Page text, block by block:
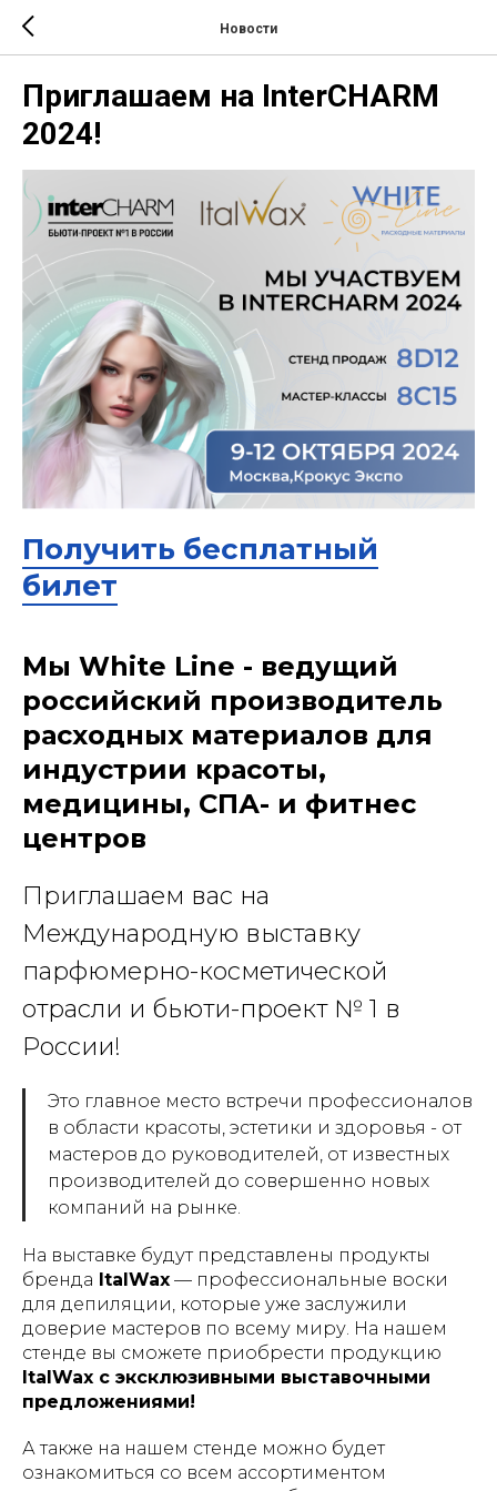
Новости
Приглашаем на InterCHARM
2024!
Получить бесплатный
билет
Мы White Line - ведущий
российский производитель
расходных материалов для
индустрии красоты,
медицины, СПА- и фитнес
центров
Приглашаем вас на
Международную выставку
парфюмерно-косметической
отрасли и бьюти-проект № 1 в
России!
Это главное место встречи профессионалов
в области красоты, эстетики и здоровья - от
мастеров до руководителей, от известных
производителей до совершенно новых
компаний на рынке.
На выставке будут представлены продукты
бренда ItalWax — профессиональные воски
для депиляции, которые уже заслужили
доверие мастеров по всему миру. На нашем
стенде вы сможете приобрести продукцию
ItalWax с эксклюзивными выставочными
предложениями!
А также на нашем стенде можно будет
ознакомиться со всем ассортиментом